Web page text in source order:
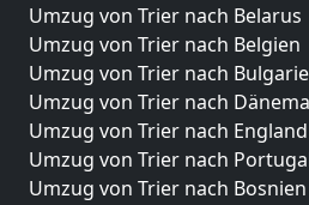
Umzug von Trier nach Belarus
Umzug von Trier nach Belgien
Umzug von Trier nach
Umzug von Trier nach
Umzug von Trier nach England
Umzug von Trier nach
Umzug von Trier nach